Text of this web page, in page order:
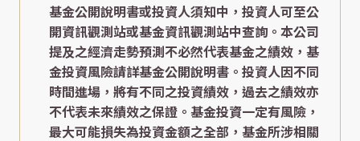
基金公開說明書或投資人須知中，投資人可至公
開資訊觀測站或基金資訊觀測站中查詢。本公司
提及之經濟走勢預測不必然代表基金之績效，基
金投資風險請詳基金公開說明書。投資人因不同
時間進場，將有不同之投資績效，過去之績效亦
不代表未來績效之保證。基金投資一定有風險，
最大可能損失為投資金額之全部，基金所涉相關